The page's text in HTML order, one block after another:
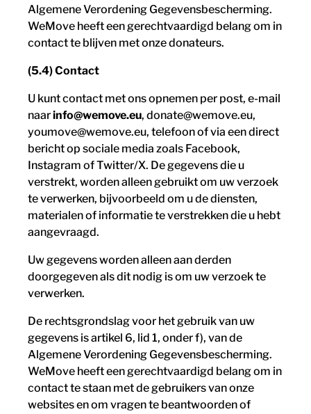
Algemene Verordening Gegevensbescherming.
WeMove heeft een gerechtvaardigd belang om in
contact te blijven met onze donateurs.
(5.4) Contact
U kunt contact met ons opnemen per post, e-mail
naarinfo@wemove.eu, donate@wemove.eu,
youmove@wemove.eu, telefoon of via een direct
bericht op sociale media zoals Facebook,
Instagram of Twitter/X. De gegevens die u
verstrekt, worden alleen gebruikt om uw verzoek
te verwerken, bijvoorbeeld om u de diensten,
materialen of informatie te verstrekken die u hebt
aangevraagd.
Uw gegevens worden alleen aan derden
doorgegeven als dit nodig is om uw verzoek te
verwerken.
De rechtsgrondslag voor het gebruik van uw
gegevens is artikel 6, lid 1, onder f), van de
Algemene Verordening Gegevensbescherming.
WeMove heeft een gerechtvaardigd belang om in
contact te staan met de gebruikers van onze
websites en om vragen te beantwoorden of